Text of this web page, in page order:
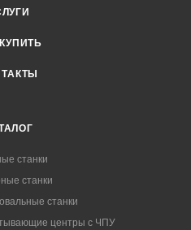
станки
станки
станки
центры с ЧПУ